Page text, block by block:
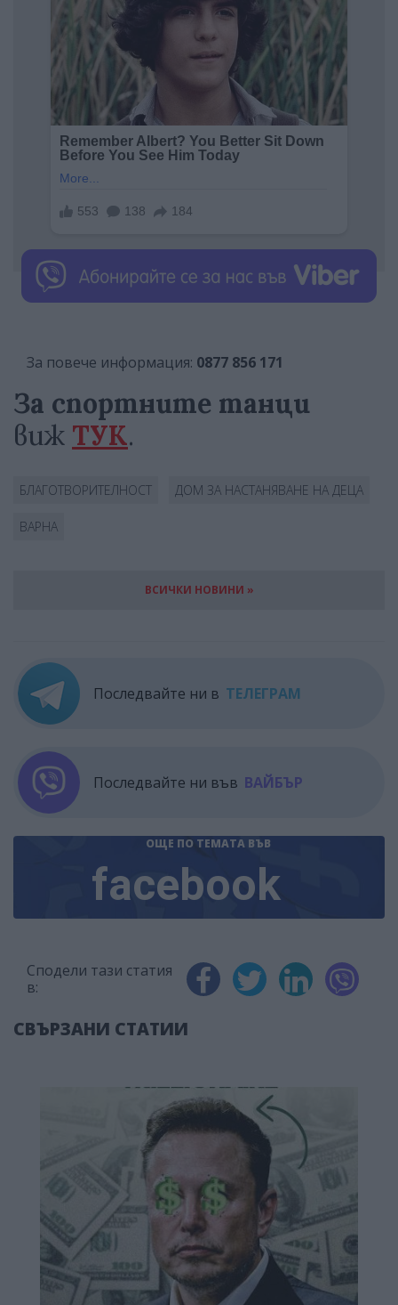
За повече информация: 0877 856 171
За спортните танци
виж ТУК.
БЛАГОТВОРИТЕЛНОСТ ДОМ ЗА НАСТАНЯВАНЕ НА ДЕЦА
ВАРНА
ВСИЧКИ НОВИНИ »
Последвайте ни в ТЕЛЕГРАМ
Последвайте ни във ВАЙБЪР
ОЩЕ ПО ТЕМАТА ВЪВ
facebook
Сподели тази статия
в:
СВЪРЗАНИ СТАТИИ